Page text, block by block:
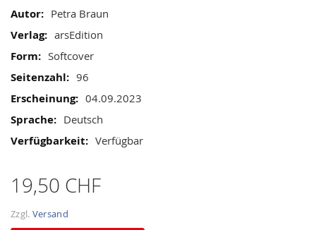
InformationenPetra Braun
arsEdition
Softcover
96
04.09.2023
Deutsch
Verfügbar
19,50 CHF
Zzgl. Versand